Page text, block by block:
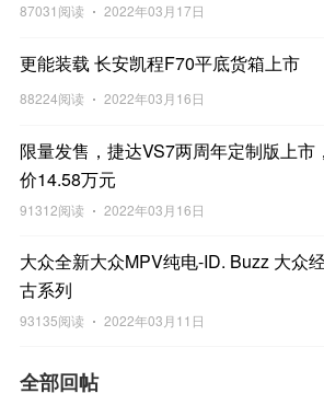
87031阅读 2022年03月17日
更能装载 长安凯程F70平底货箱上市
88224阅读 2022年03月16日
限量发售，捷达VS7两周年定制版上市
价14.58万元
91312阅读 2022年03月16日
大众全新大众MPV纯电-ID. Buzz 大众
古系列
93135阅读 2022年03月11日
全部回帖